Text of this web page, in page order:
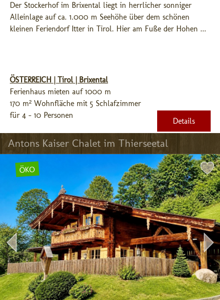
Der Stockerhof im Brixental liegt in herrlicher sonniger
Alleinlage auf ca. 1.000 m Seehöhe über dem schönen
kleinen Feriendorf Itter in Tirol. Hier am Fuße der Hohen ...
ÖSTERREICH | Tirol | Brixental
Ferienhaus mieten auf 1000 m
170 m² Wohnfläche mit 5 Schlafzimmer
für 4 - 10 Personen
Details
Antons Kaiser Chalet im Thierseetal
ÖKO